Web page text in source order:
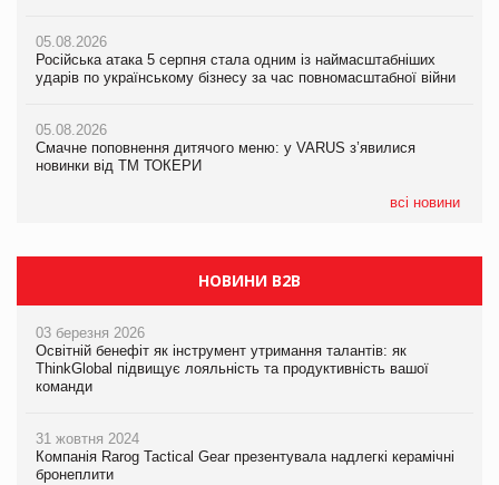
05.08.2026
Російська атака 5 серпня стала одним із наймасштабніших
ударів по українському бізнесу за час повномасштабної війни
05.08.2026
Смачне поповнення дитячого меню: у VARUS з’явилися
новинки від ТМ ТОКЕРИ
всі новини
05.08.2026
Сергій Лісунов про заморожені хлібобулочні вироби на
PrivateLabel&FMCG Master 2026
04.08.2026
Через атаку РФ у Дніпрі пошкоджено склад шоколаду
Millennium
продуктів
НОВИНИ B2B
03 березня 2026
Освітній бенефіт як інструмент утримання талантів: як
ThinkGlobal підвищує лояльність та продуктивність вашої
команди
31 жовтня 2024
Компанія Rarog Tactical Gear презентувала надлегкі керамічні
бронеплити